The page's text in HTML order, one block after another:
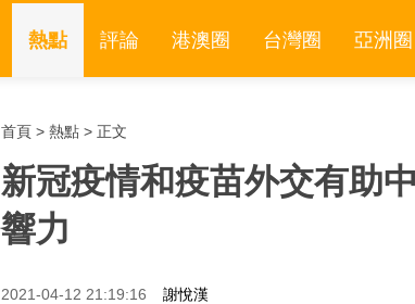
熱點 評論 港澳圈 台灣圈 亞洲圈
首頁 > 熱點 > 正文
新冠疫情和疫苗外交有助
響力
2021-04-12 21:19:16 謝悅漢